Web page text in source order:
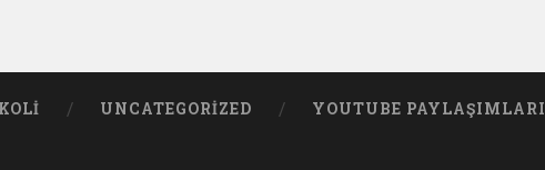
UNCATEGORIZED YOUTUBE PAYLAŞIMLARI